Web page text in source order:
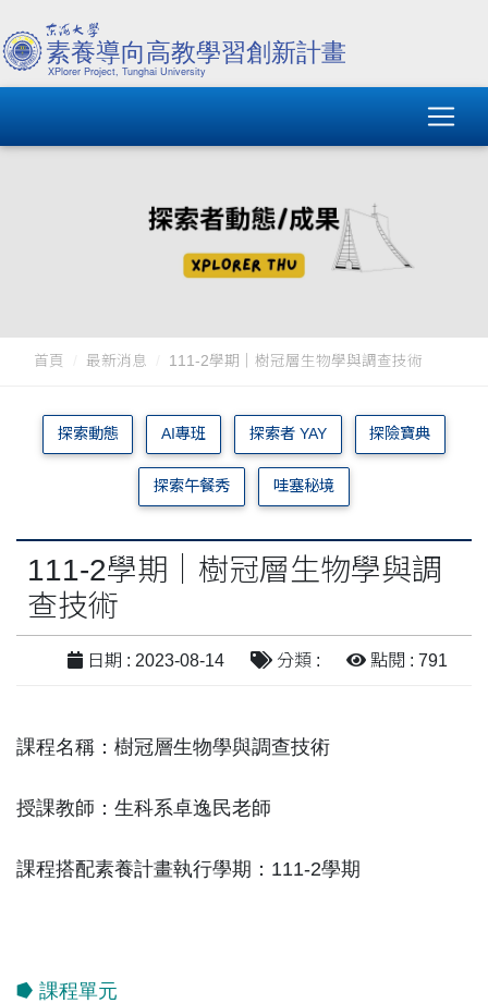
首頁 最新消息 111-2學期｜樹冠層生物學與調查技術
探索動態 AI專班 探索者 YAY 探險寶典
探索午餐秀 哇塞秘境
111-2學期｜樹冠層生物學與調
查技術
日期 : 2023-08-14 分類 : 點閱 : 791
課程名稱：樹冠層生物學與調查技術
授課教師：生科系卓逸民老師
課程搭配素養計畫執行學期：111-2學期
⭓ 課程單元